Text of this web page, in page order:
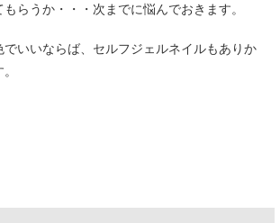
らうか・・・次までに悩んでおきます。
でいいならば、セルフジェルネイルもありか